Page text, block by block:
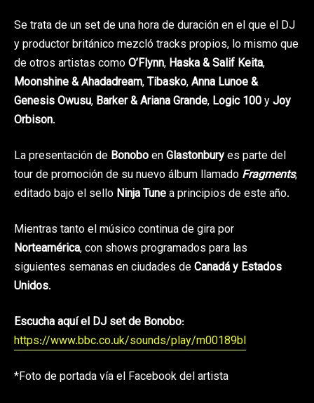
Se trata de un set de una hora de duración en el que el DJ
y productor británico mezcló tracks propios, lo mismo que
de otros artistas comoO’Flynn, Haska & Salif Keita,
Moonshine & Ahadadream,Tibasko,Anna Lunoe &
Genesis Owusu, Barker & Ariana Grande, Logic 100yJoy
Orbison.
La presentación de BonoboenGlastonburyes parte del
tour de promoción de su nuevo álbum llamado Fragments,
editado bajo el sello Ninja Tunea principios de este año.
Mientras tanto el músico continua de gira por
Norteamérica, con shows programados para las
siguientes semanas en ciudades deCanadá y Estados
Unidos.
Escucha aquí el DJ set de Bonobo:
https://www.bbc.co.uk/sounds/play/m00189bl
*Foto de portada vía el Facebook del artista